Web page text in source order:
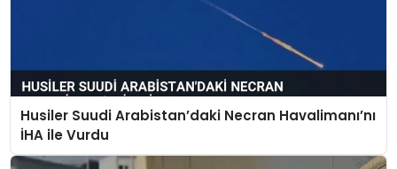
Husiler Suudi Arabistan’daki Necran Havalimanı’nı
İHA ile Vurdu